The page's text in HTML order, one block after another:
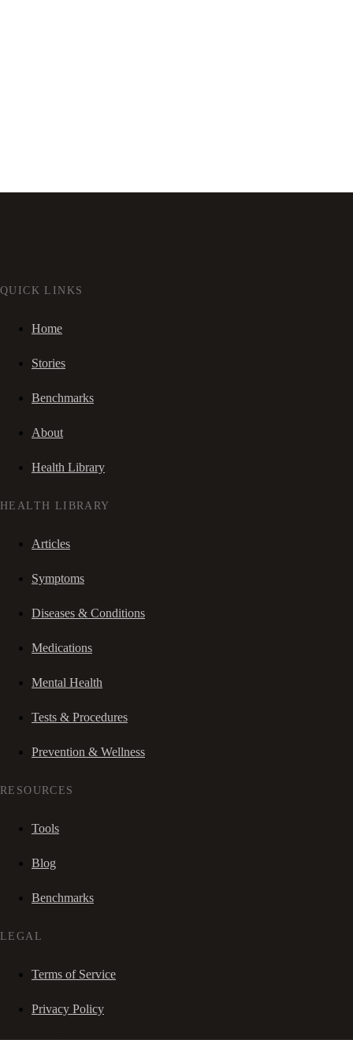
QUICK LINKS
Home
Stories
Benchmarks
About
Health Library
HEALTH LIBRARY
Articles
Symptoms
Diseases & Conditions
Medications
Mental Health
Tests & Procedures
Prevention & Wellness
RESOURCES
Tools
Blog
Benchmarks
LEGAL
Terms of Service
Privacy Policy